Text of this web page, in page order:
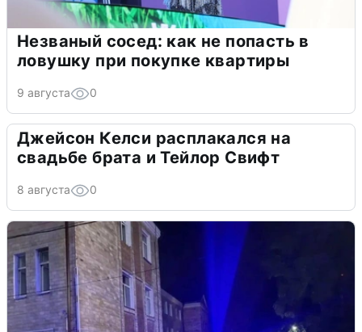
Незваный сосед: как не попасть в
ловушку при покупке квартиры
9 августа 0
Джейсон Келси расплакался на
свадьбе брата и Тейлор Свифт
8 августа 0